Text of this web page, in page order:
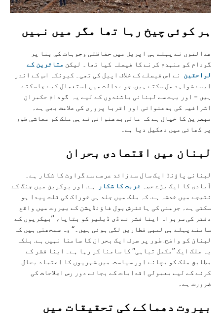
ہر کوئی چيخ رہا تھا مگر ميں نہيں
عدالتوں نے پہلے ہی اپریل میں حفاظتی وجوہات کی بنا پر
گودام کو منہدم کرنے کا فیصلہ کیا تھا۔ لیکن متاثرین کے
لواحقین نے اس فیصلے کے خلاف اپیل کی تھی۔ کیونکہ اس کے اندر
ایسے شواہد مل سکتے ہیں. جو عدالت میں استعمال کیے جاسکتے
ہیں – اور بہت سے لبنانی باشندوں کے لیے یہ گودام حکمران
اشرافیہ کی بدعنوانی اور اقربا پروری کی علامت بھی ہے۔
مبصرین کا خیال ہے کہ مالی بدعنوانی نے ہی ملک کو معاشی طور
پر کھائی میں دھکیل دیا ہے۔
لبنان میں اقتصادی بحران
لبنانی پاؤنڈ ایک سال سے زائد عرصے سے گراوٹ کا شکار ہے۔
آبادی کا ایک بڑے حصہ غربت کا شکار
ہے. اور یوکرین میں جنگ کے
نتیجے میں خدشہ ہے. کہ ملک میں جلد ہی خوراک کی قلت پیدا ہو
سکتی ہے۔ جرمنی کی ہائنرش بول فاؤنڈیشن کے بیروت میں واقع
دفتر کی سربراہ اینا فشر نے ڈی ڈبلیو کو بتایا، ”بیکریوں کے
سامنے پہلے ہی لمبی قطاریں لگی ہوئی ہیں۔‘‘ وہ سمجھتی ہیں کہ
لبنان کو واضح. طور پر صرف ایک بحران کا سامنا نہیں ہے. بلکہ
یہ ملک ایک ”مکمل تباہی‘‘ کا سامنا کر رہا ہے۔ اینا فشر کے
مطابق ملک کو بچانے اور سیاست. میں شہریوں کا اعتماد بحال
کرنے کے لیے معمولی اقدامات کے بجائے دور رس اصلاحات کی
ضرورت ہے۔
بیروت دھماکے کی تحقیقات میں